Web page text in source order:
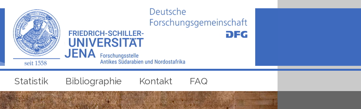
Statistik Bibliographie Kontakt FAQ